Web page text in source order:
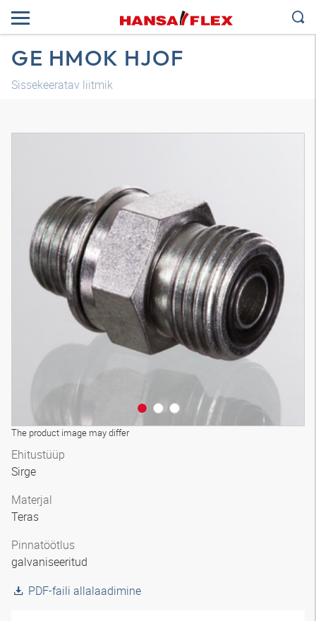
GE HMOK HJOF
Sissekeeratav liitmik
The product image may differ
3D-mudel
Ehitustüüp
Sirge
Materjal
Teras
Pinnatöötlus
galvaniseeritud
PDF-faili allalaadimine